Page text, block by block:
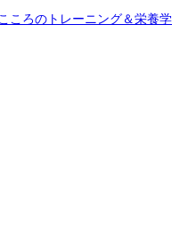
ころのトレーニング＆栄養学